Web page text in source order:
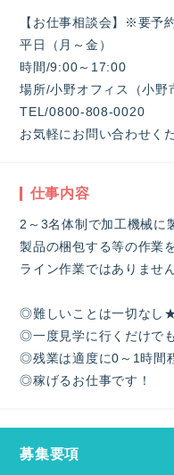
【お仕事相談会】※要予
平日（月～金）
時間/9:00～17:00
場所/小野オフィス（小
TEL/0800-808-0020
お気軽にお問い合わせく
仕事内容
2～3名体制で加工機械に
製品の梱包する等の作業
ライン作業ではありませ
◎難しいことは一切なし
◎一度見学に行くだけで
◎残業は適度に0～1時間
◎稼げるお仕事です！
募集要項